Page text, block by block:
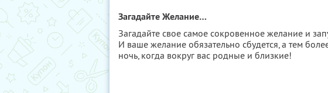
Загадайте Желание…
Загадайте свое самое сокровенное желание и
И ваше желание обязательно сбудется, а тем
ночь, когда вокруг вас родные и близкие!